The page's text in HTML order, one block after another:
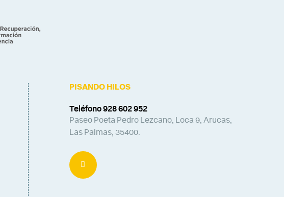
PISANDO HILOS
Teléfono 928 602 952
Paseo Poeta Pedro Lezcano, Loca 9, Arucas,
Las Palmas, 35400.